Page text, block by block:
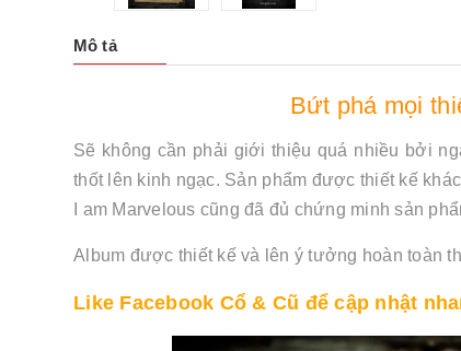
Mô tả
Bứt phá mọi
Sẽ không cần phải giới thiệu quá nhiều bởi
thốt lên kinh ngạc. Sản phẩm được thiết kế
I am Marvelous cũng đã đủ chứng minh sản
Album được thiết kế và lên ý tưởng hoàn toàn
Like Facebook Cổ & Cũ để cập nhật